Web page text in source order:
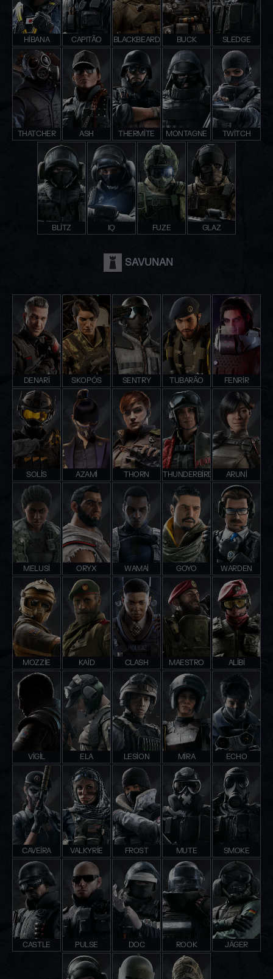
HIBANA CAPITÃO BLACKBEARD BUCK SLEDGE
THATCHER ASH THERMITE MONTAGNE TWITCH
BLITZ IQ FUZE GLAZ
SAVUNAN
DENARI SKOPÓS SENTRY TUBARÃO FENRIR
SOLIS AZAMI THORN THUNDERBIRD ARUNI
MELUSI ORYX WAMAI GOYO WARDEN
MOZZIE KAID CLASH MAESTRO ALIBI
VIGIL ELA LESION MIRA ECHO
CAVEIRA VALKYRIE FROST MUTE SMOKE
CASTLE PULSE DOC ROOK JÄGER